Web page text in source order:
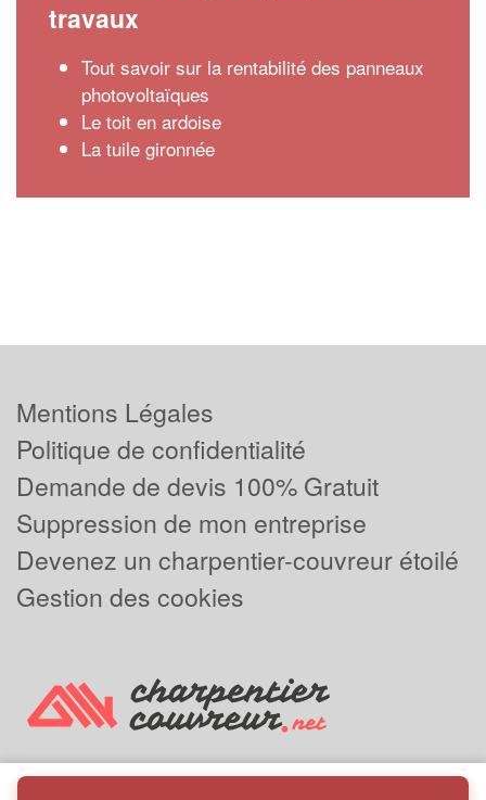
travaux
Tout savoir sur la rentabilité des panneaux
photovoltaïques
Le toit en ardoise
La tuile gironnée
Mentions Légales
Politique de confidentialité
Demande de devis 100% Gratuit
Suppression de mon entreprise
Devenez un charpentier-couvreur étoilé
Gestion des cookies